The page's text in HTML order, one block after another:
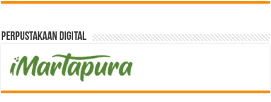
Perpustakaan Digital